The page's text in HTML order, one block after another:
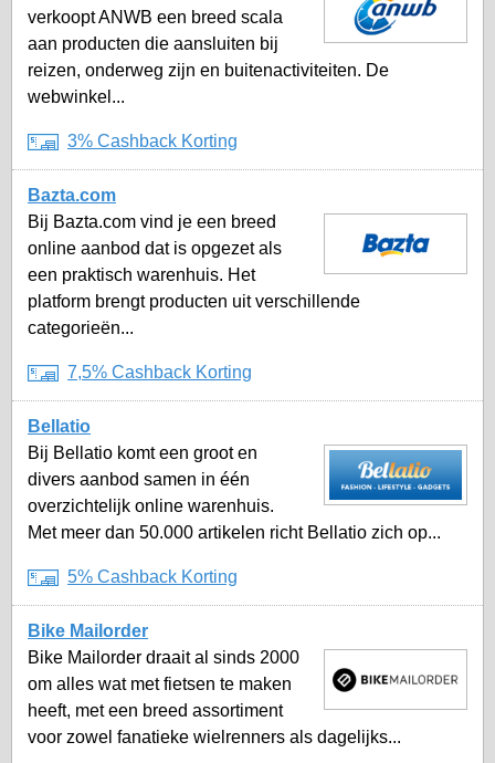
verkoopt ANWB een breed scala
aan producten die aansluiten bij
reizen, onderweg zijn en buitenactiviteiten. De
webwinkel...
3% Cashback Korting
Bazta.com
Bij Bazta.com vind je een breed
online aanbod dat is opgezet als
een praktisch warenhuis. Het
platform brengt producten uit verschillende
categorieën...
7,5% Cashback Korting
Bellatio
Bij Bellatio komt een groot en
divers aanbod samen in één
overzichtelijk online warenhuis.
Met meer dan 50.000 artikelen richt Bellatio zich op...
5% Cashback Korting
Bike Mailorder
Bike Mailorder draait al sinds 2000
om alles wat met fietsen te maken
heeft, met een breed assortiment
voor zowel fanatieke wielrenners als dagelijks...